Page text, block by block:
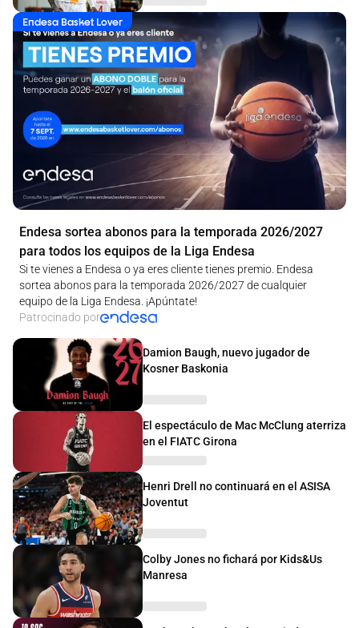
Endesa Basket Lover
Endesa sortea abonos para la temporada 2026/2027
para todos los equipos de la Liga Endesa
Si te vienes a Endesa o ya eres cliente tienes premio. Endesa
sortea abonos para la temporada 2026/2027 de cualquier
equipo de la Liga Endesa. ¡Apúntate!
Patrocinado por
Damion Baugh, nuevo jugador de
Kosner Baskonia
El espectáculo de Mac McClung aterriza
en el FIATC Girona
Henri Drell no continuará en el ASISA
Joventut
Colby Jones no fichará por Kids&Us
Manresa